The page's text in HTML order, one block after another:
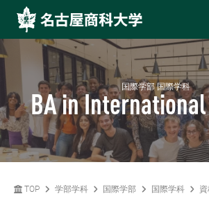
国際学部 国際学科
BA in
TOP 学部学科 国際学部 国際学科